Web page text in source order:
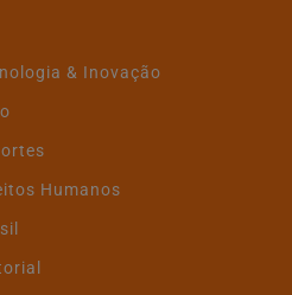
& Inovação
Humanos